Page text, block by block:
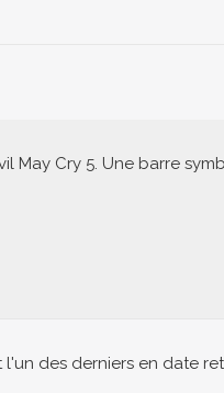
May Cry 5. Une barre
l'un des derniers en date